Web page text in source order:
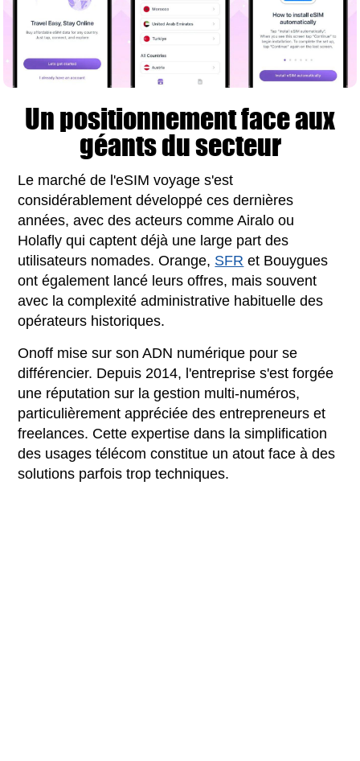
Un positionnement face aux
géants du secteur
Le marché de l'eSIM voyage s'est
considérablement développé ces dernières
années, avec des acteurs comme Airalo ou
Holafly qui captent déjà une large part des
utilisateurs nomades. Orange, SFR et Bouygues
ont également lancé leurs offres, mais souvent
avec la complexité administrative habituelle des
opérateurs historiques.
Onoff mise sur son ADN numérique pour se
différencier. Depuis 2014, l'entreprise s'est forgée
une réputation sur la gestion multi-numéros,
particulièrement appréciée des entrepreneurs et
freelances. Cette expertise dans la simplification
des usages télécom constitue un atout face à des
solutions parfois trop techniques.